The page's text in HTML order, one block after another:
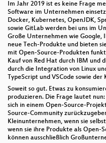
Im Jahr 2019 ist es keine Frage
Software im Unternehmen
Docker, Kubernetes, OpenJDK,
sowie GitLab werden bei uns im
Große Unternehmen wie Google,
neue Tech-Produkte und bieten
mit Open-Source-Produkten
Kauf von Red Hat durch IBM und
durch die Integration von Linux
TypeScript und VSCode sowie der
Soweit so gut. Etwas zu
produzieren. Die Frage lautet
sich in einem Open-Source-
Source-Community
Kleinunternehmen, wenn sie
wenn sie ihre Produkte als Open-
können ausschließlich